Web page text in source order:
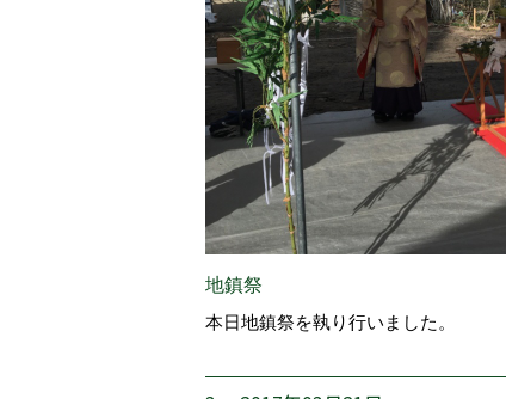
地鎮祭
本日地鎮祭を執り行いました。